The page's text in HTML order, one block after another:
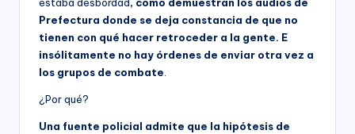
Prefectura donde se deja constancia de que no
tienen con qué hacer retroceder a la gente. E
insólitamente no hay órdenes de enviar otra vez a
los grupos de combate
¿Por qué?
Una fuente policial admite que la hipótesis de